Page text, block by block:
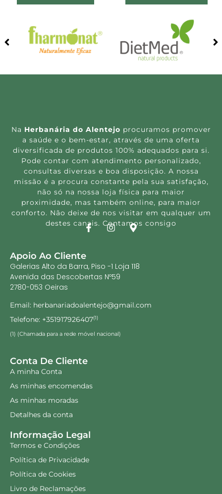
Na Herbanária do Alentejo procuramos promover
a saúde e o bem-estar, através de uma oferta
diversificada de produtos 100% adequados para si.
Pode contar com atendimento personalizado,
consultas diversas e boa disposição. A nossa
missão é a procura constante pela sua satisfação,
não só na nossa loja física para maior
proximidade, mas também online, para maior
conforto. Não deixe de nos visitar em qualquer um
destes canais. Contamos consigo
Apoio Ao Cliente
Galerias Alto da Barra, Piso -1 Loja 118
Avenida das Descobertas Nº59
2780-053 Oeiras
Email: herbanariadoalentejo@gmail.com
Telefone: +351917926407(1)
(1) (Chamada para a rede móvel nacional)
Conta De Cliente
A minha Conta
As minhas encomendas
As minhas moradas
Detalhes da conta
Informação Legal
Termos e Condições
Política de Privacidade
Política de Cookies
Livro de Reclamações